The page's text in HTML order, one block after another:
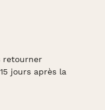
retourner
jours après la